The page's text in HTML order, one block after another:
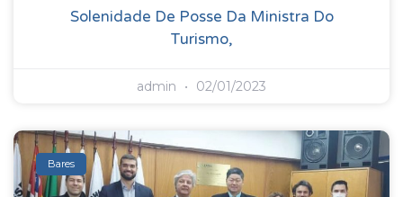
Solenidade De Posse Da Ministra Do
Turismo,
admin 02/01/2023
Bares